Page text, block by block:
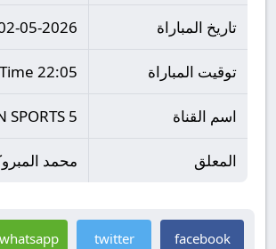
تاريخ المباراة 05-2026
توقيت المباراة 22:05 Time
اسم القناة SPORTS 5
المعلق محمد
facebook
twitter
whatsapp